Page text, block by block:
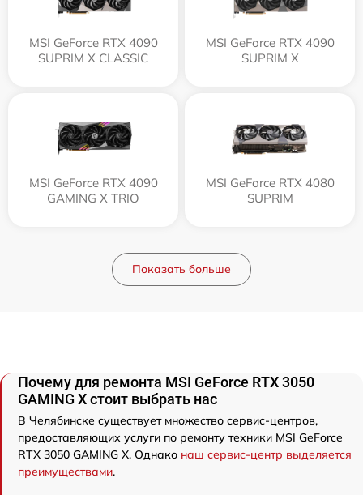
MSI GeForce RTX 4090
SUPRIM X CLASSIC
MSI GeForce RTX 4090
SUPRIM X
MSI GeForce RTX 4090
GAMING X TRIO
MSI GeForce RTX 4080
SUPRIM
Показать больше
Почему для ремонта MSI GeForce RTX 3050
GAMING X стоит выбрать нас
В Челябинске существует множество сервис-центров,
предоставляющих услуги по ремонту техники MSI GeForce
RTX 3050 GAMING X. Однако наш сервис-центр выделяется
преимуществами.